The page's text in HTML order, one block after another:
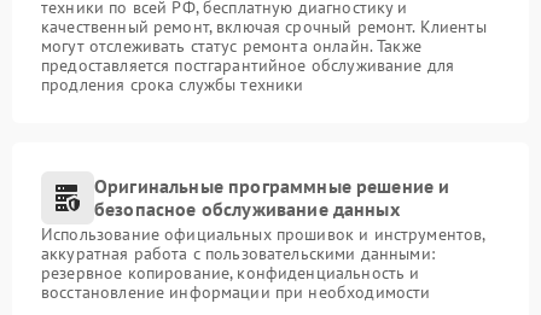
техники по всей РФ, бесплатную диагностику и
качественный ремонт, включая срочный ремонт. Клиенты
могут отслеживать статус ремонта онлайн. Также
предоставляется постгарантийное обслуживание для
продления срока службы техники
Оригинальные программные решение и
безопасное обслуживание данных
Использование официальных прошивок и инструментов,
аккуратная работа с пользовательскими данными:
резервное копирование, конфиденциальность и
восстановление информации при необходимости